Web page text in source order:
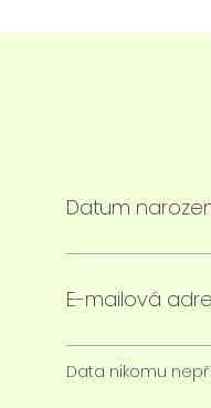
Datum
E-mailová
Data nikomu